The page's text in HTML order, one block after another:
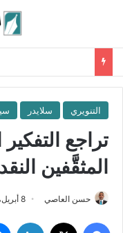
التنويري سلايدر
تراجع
المثقَّفين
حسن العاصي 8 أبريل، 2025
فيسبوك